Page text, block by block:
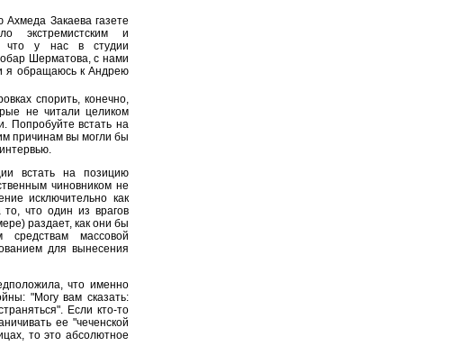
Закаева газете
экстремистским и
что у нас в студии
Шерматова, с нами
я обращаюсь к Андрею
спорить, конечно,
не читали целиком
Попробуйте встать на
причинам вы могли бы
встать на позицию
чиновником не
исключительно как
то, что один из врагов
раздает, как они бы
средствам массовой
для вынесения
что именно
"Могу вам сказать:
Если кто-то
ее "чеченской
то это абсолютное